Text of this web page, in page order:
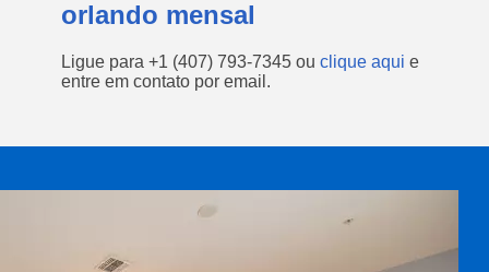
orlando mensal
Ligue para +1 (407) 793-7345 ou clique aqui e
entre em contato por email.